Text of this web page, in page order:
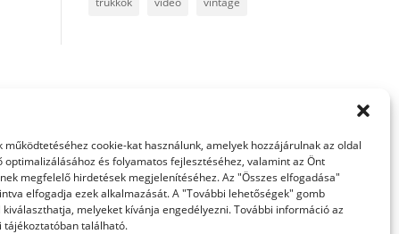
működtetéséhez cookie-kat használunk, amelyek hozzájárulnak az oldal
optimalizálásához és folyamatos fejlesztéséhez, valamint az Önt
megfelelő hirdetések megjelenítéséhez. Az "Összes elfogadása"
elfogadja ezek alkalmazását. A "További lehetőségek" gomb
melyeket kívánja engedélyezni. További információ az
tájékoztatóban található.